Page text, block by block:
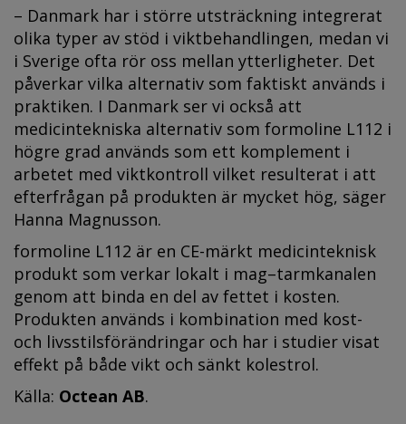
– Danmark har i större utsträckning integrerat
olika typer av stöd i viktbehandlingen, medan vi
i Sverige ofta rör oss mellan ytterligheter. Det
påverkar vilka alternativ som faktiskt används i
praktiken. I Danmark ser vi också att
medicintekniska alternativ som formoline L112 i
högre grad används som ett komplement i
arbetet med viktkontroll vilket resulterat i att
efterfrågan på produkten är mycket hög, säger
Hanna Magnusson.
formoline L112 är en CE-märkt medicinteknisk
produkt som verkar lokalt i mag–tarmkanalen
genom att binda en del av fettet i kosten.
Produkten används i kombination med kost-
och livsstilsförändringar och har i studier visat
effekt på både vikt och sänkt kolestrol.
Källa: Octean AB.